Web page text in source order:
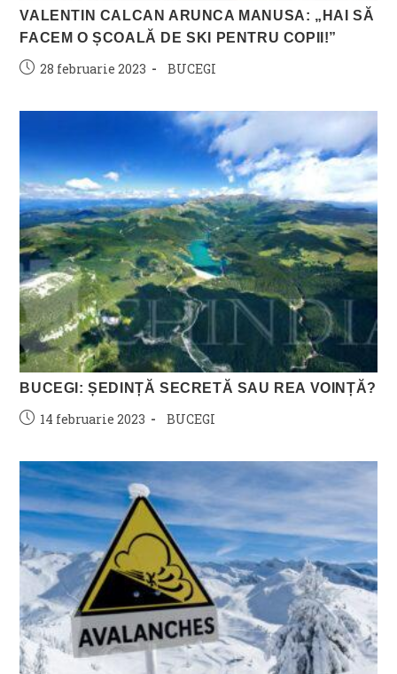
VALENTIN CALCAN ARUNCA MANUSA: „HAI SĂ
FACEM O ȘCOALĂ DE SKI PENTRU COPII!”
Post28 februarie 2023
Post
BUCEGI
BUCEGI: ȘEDINȚĂ SECRETĂ SAU REA VOINȚĂ?
Post14 februarie 2023
Post
BUCEGI